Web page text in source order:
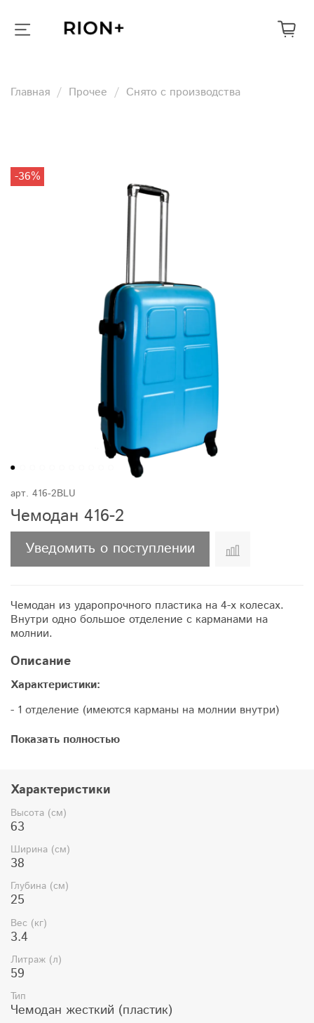
Главная Прочее Снято с производства
-36%
арт. 416-2BLU
Чемодан 416-2
Уведомить о поступлении
Чемодан из ударопрочного пластика на 4-х колесах.
Внутри одно большое отделение с карманами на
молнии.
Описание
Характеристики:
- 1 отделение (имеются карманы на молнии внутри)
- 4 колеса (вращение на 360°)
- кодовый замок на корпусе
- боковая и верхняя ручка
- морозостойкий ударопрочный пластик (от -40°С до
Показать полностью
Характеристики
Высота (см)
63
Ширина (см)
38
Глубина (см)
25
Вес (кг)
3.4
Литраж (л)
59
Тип
Чемодан жесткий (пластик)